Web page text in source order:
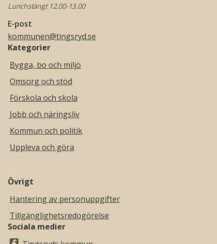
Lunchstängt 12.00-13.00
E-post
kommunen@tingsryd.se
Kategorier
Bygga, bo och miljö
Omsorg och stöd
Förskola och skola
Jobb och näringsliv
Kommun och politik
Uppleva och göra
Övrigt
Hantering av personuppgifter
Tillgänglighetsredogörelse
Sociala medier